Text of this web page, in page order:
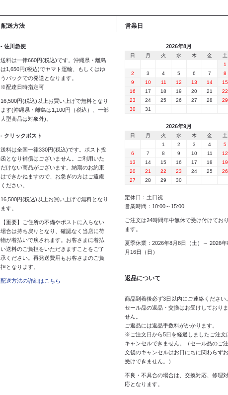
配送方法
- 佐川急便
送料は一律660円(税込)です。沖縄県・離島
は1,650円(税込)でヤマト運輸、もしくはゆ
うパックでの発送となります。
※配達日時指定可
16,500円(税込)以上お買い上げで無料となり
ます(沖縄県・離島は1,100円（税込）、一部
大型商品は対象外)。
- クリックポスト
送料は全国一律330円(税込)です。ポスト投
函となり補償はございません。ご利用いた
だけない商品がございます。納期のお約束
はできかねますので、お急ぎの方はご遠慮
ください。
16,500円(税込)以上お買い上げで無料となり
ます。
【重要】ご住所の不備やポストに入らない
場合は持ち戻りとなり、確認なく当店に荷
物が着払いで戻されます。お客さまに着払
い送料のご負担をいただきますことをご了
承ください。再発送費用もお客さまのご負
担となります。
配送方法の詳細はこちら
営業日
2026年8月
日 月 火 水 木 金
土
1
2
3 4 5 6 7
8
9
10 11 12 13 14
15
16
17 18 19 20 21
22
23
24 25 26 27 28
29
30
31
2026年9月
日 月 火 水 木 金
土
1
2 3 4
5
6
7 8 9 10 11
12
13
14 15 16 17 18
19
20
21 22 23 24 25
26
27
28 29 30
定休日：土日祝
営業時間：10:00～15:00
ご注文は24時間年中無休で受け付けており
ます。
夏季休業：2026年8月8日（土）～ 2026年
月16日（日）
返品について
商品到着後必ず3日以内にご連絡ください。
セール品の返品・交換はお受けしておりま
せん。
ご返品には返品手数料がかかります。
※ご注文日から5日を経過しましたご注文
キャンセルできません。（セール品のご注
文後のキャンセルはお日にちに関わらずお
受けできません。）
不良・不具合の場合は、交換対応、修理対
応となります。